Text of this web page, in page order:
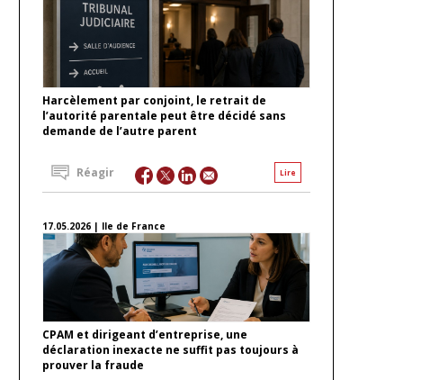
Harcèlement par conjoint, le retrait de
l’autorité parentale peut être décidé sans
demande de l’autre parent
Lire
Réagir
17.05.2026 | Ile de France
CPAM et dirigeant d’entreprise, une
déclaration inexacte ne suffit pas toujours à
prouver la fraude